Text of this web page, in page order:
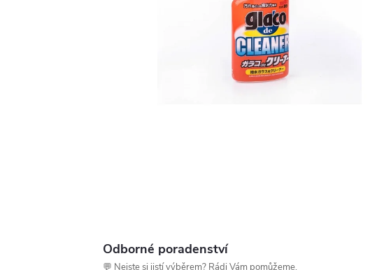
Odborné poradenství
💬 Nejste si jistí výběrem? Rádi Vám pomůžeme.